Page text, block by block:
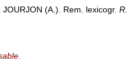
JOURJON (A.). Rem. lexicogr. R.